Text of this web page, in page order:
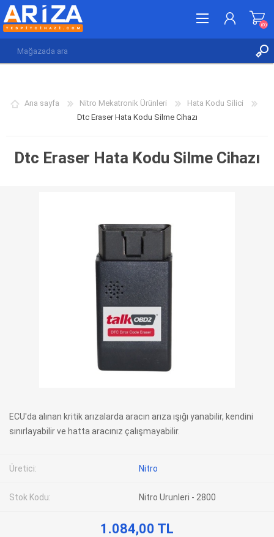
(0)
(0)
Ana sayfa Nitro Mekatronik Ürünleri
Hata Kodu Silici
Dtc Eraser Hata Kodu Silme Cihazı
Dtc Eraser Hata Kodu Silme Cihazı
ECU'da alınan kritik arızalarda aracın arıza ışığı yanabilir, kendini
sınırlayabilir ve hatta aracınız çalışmayabilir.
Üretici: Nitro
Stok Kodu: Nitro Urunleri - 2800
1.084,00 TL